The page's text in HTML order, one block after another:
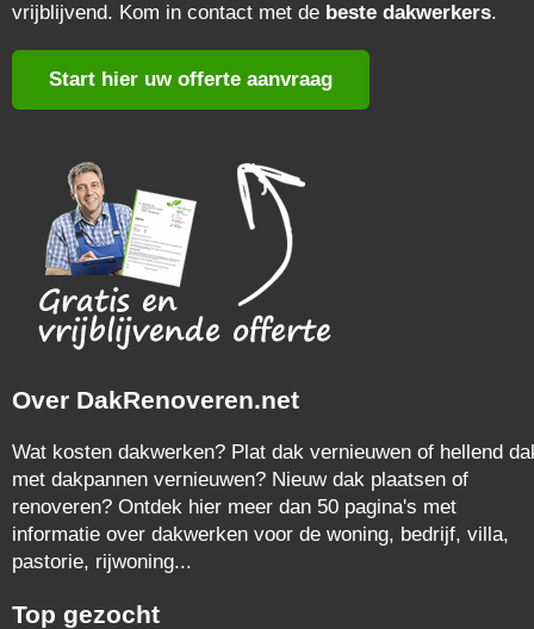
vrijblijvend. Kom in contact met de beste dakwerkers.
Start hier uw offerte aanvraag
Over DakRenoveren.net
Wat kosten dakwerken? Plat dak vernieuwen of hellend
met dakpannen vernieuwen? Nieuw dak plaatsen of
renoveren? Ontdek hier meer dan 50 pagina's met
informatie over dakwerken voor de woning, bedrijf, villa,
pastorie, rijwoning...
Top gezocht